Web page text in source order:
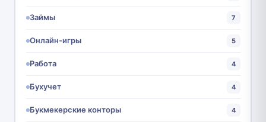
Займы 7
Онлайн-игры 5
Работа 4
Бухучет 4
Букмекерские конторы 4